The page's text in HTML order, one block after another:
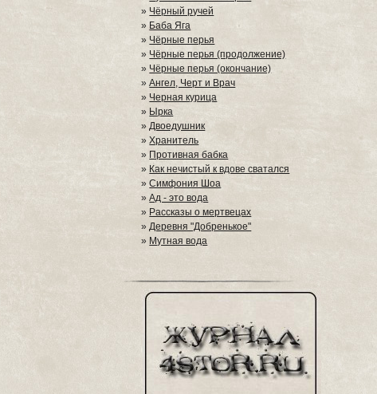
» Чёрный ручей
» Баба Яга
» Чёрные перья
»Чёрные перья (продолжение)
» Чёрные перья (окончание)
»Ангел, Черт и Врач
» Черная курица
» Ырка
»Двоедушник
»Хранитель
» Противная бабка
» Как нечистый к вдове сватался
»Симфония Шоа
»Ад - это вода
» Рассказы о мертвецах
»Деревня "Добренькое"
» Мутная вода